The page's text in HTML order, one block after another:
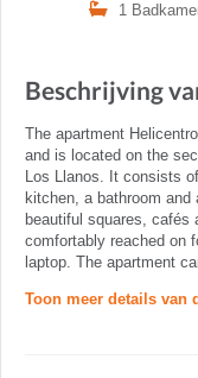
1
Beschrijving
The apartment
and is located on the
Los Llanos. It consists
kitchen, a bathroom
beautiful squares, cafés
comfortably reached on
laptop. The apartment
Toon meer details van